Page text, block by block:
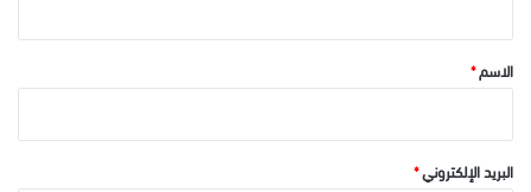
*الاسم*
البريد الإلكتروني*